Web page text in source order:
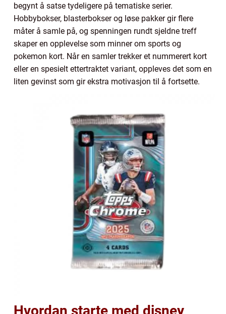
begynt å satse tydeligere på tematiske serier.
Hobbybokser, blasterbokser og løse pakker gir flere
måter å samle på, og spenningen rundt sjeldne treff
skaper en opplevelse som minner om sports og
pokemon kort. Når en samler trekker et nummerert kort
eller en spesielt ettertraktet variant, oppleves det som en
liten gevinst som gir ekstra motivasjon til å fortsette.
Hvordan starte med disney